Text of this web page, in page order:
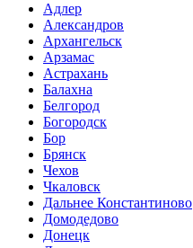
Адлер
Александров
Архангельск
Арзамас
Астрахань
Балахна
Белгород
Богородск
Бор
Брянск
Чехов
Чкаловск
Дальнее Константиново
Домодедово
Донецк